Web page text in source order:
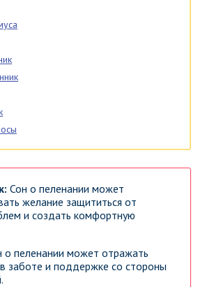
Сон о пеленании может
желание защититься от
и создать комфортную
о пеленании может отражать
заботе и поддержке со стороны